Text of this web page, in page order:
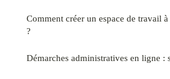
Comment créer un espace de travail
?
Démarches administratives en ligne